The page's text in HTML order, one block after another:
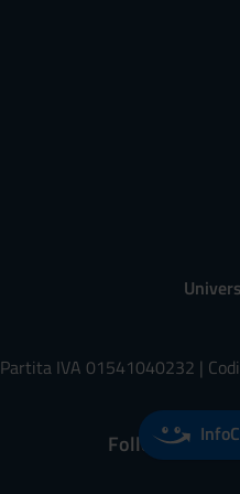
Partita IVA 01541040232 |
Follow us on: